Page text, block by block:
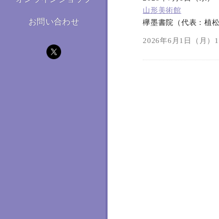
お問い合わせ
山形美術館
欅墨書院（代表：植松
2026年6月1日（月）